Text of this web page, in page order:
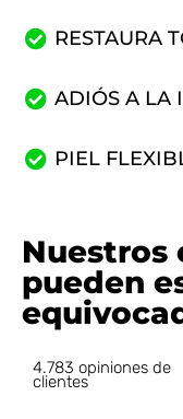
RESTAURA
ADIÓS A LA
PIEL
Nuestros
pueden
4.783 opiniones de
clientes